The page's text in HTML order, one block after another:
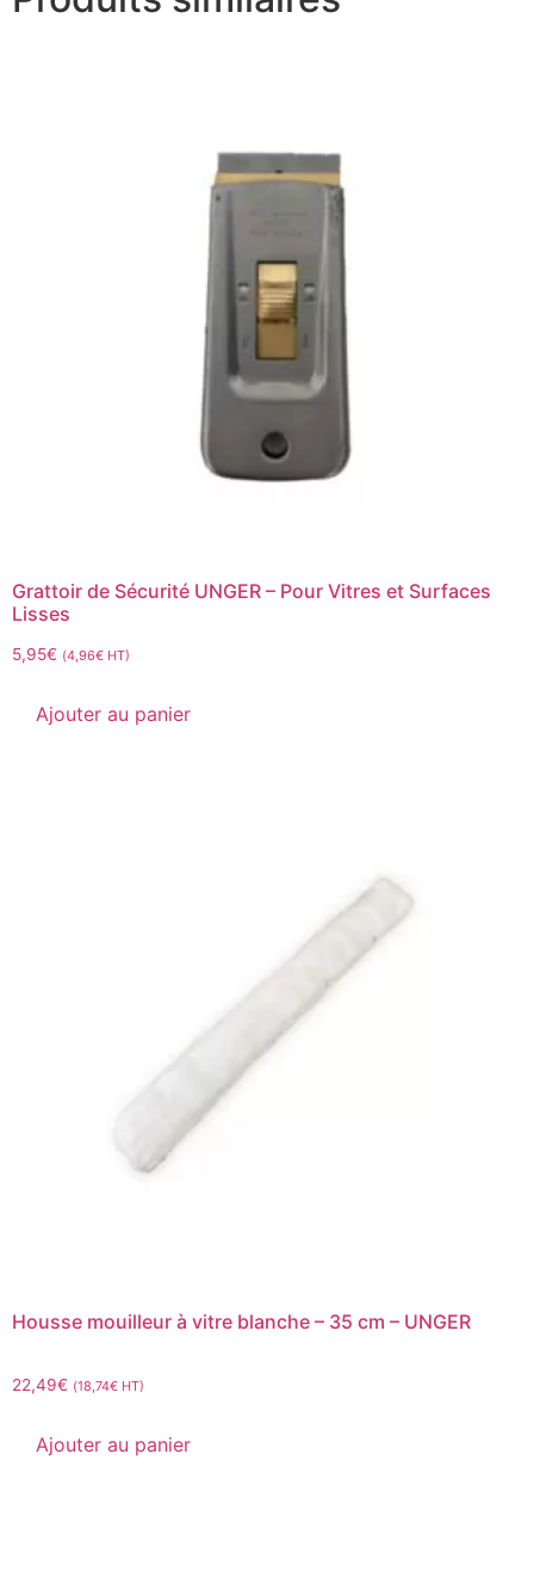
Grattoir de Sécurité UNGER – Pour Vitres et Surfaces
Lisses
5,95€ (4,96€ HT)
Ajouter au panier
Housse mouilleur à vitre blanche – 35 cm – UNGER
22,49€ (18,74€ HT)
Ajouter au panier